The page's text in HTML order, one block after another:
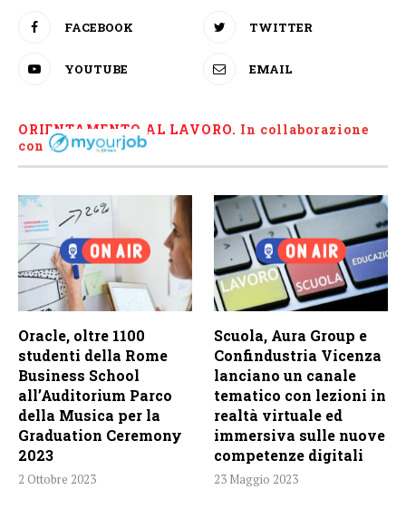
FACEBOOK TWITTER
YOUTUBE EMAIL
ORIENTAMENTO AL LAVORO. In collaborazione
con
Oracle, oltre 1100
studenti della Rome
Business School
all’Auditorium Parco
della Musica per la
Graduation Ceremony
2023
2 Ottobre 2023
Scuola, Aura Group e
Confindustria Vicenza
lanciano un canale
tematico con lezioni in
realtà virtuale ed
immersiva sulle nuove
competenze digitali
23 Maggio 2023